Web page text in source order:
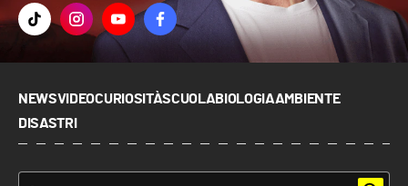
NEWSVIDEOCURIOSITÀSCUOLABIOLOGIAAMBIENTE
DISASTRI